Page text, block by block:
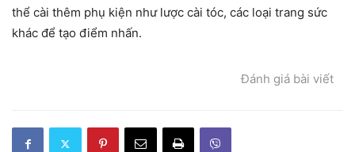
thể cài thêm phụ kiện như lược cài tóc, các loại trang sức
khác để tạo điểm nhấn.
Đánh giá bài viết